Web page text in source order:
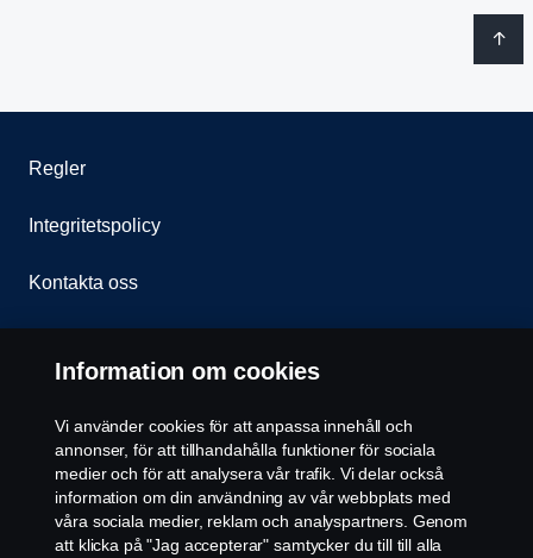
Regler
Integritetspolicy
Kontakta oss
Inställningar för cookies
Information om cookies
Vi använder cookies för att anpassa innehåll och
annonser, för att tillhandahålla funktioner för sociala
medier och för att analysera vår trafik. Vi delar också
information om din användning av vår webbplats med
våra sociala medier, reklam och analyspartners. Genom
att klicka på "Jag accepterar" samtycker du till till alla